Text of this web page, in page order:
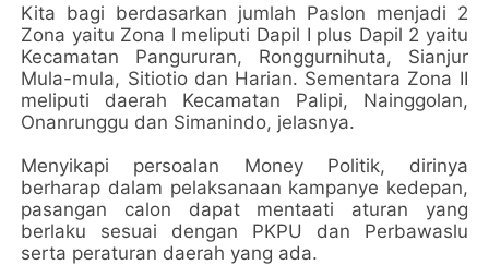
Kita bagi berdasarkan jumlah Paslon menjadi 2
Zona yaitu Zona I meliputi Dapil I plus Dapil 2 yaitu
Kecamatan Pangururan, Ronggurnihuta, Sianjur
Mula-mula, Sitiotio dan Harian. Sementara Zona II
meliputi daerah Kecamatan Palipi, Nainggolan,
Onanrunggu dan Simanindo, jelasnya.
Menyikapi persoalan Money Politik, dirinya
berharap dalam pelaksanaan kampanye kedepan,
pasangan calon dapat mentaati aturan yang
berlaku sesuai dengan PKPU dan Perbawaslu
serta peraturan daerah yang ada.